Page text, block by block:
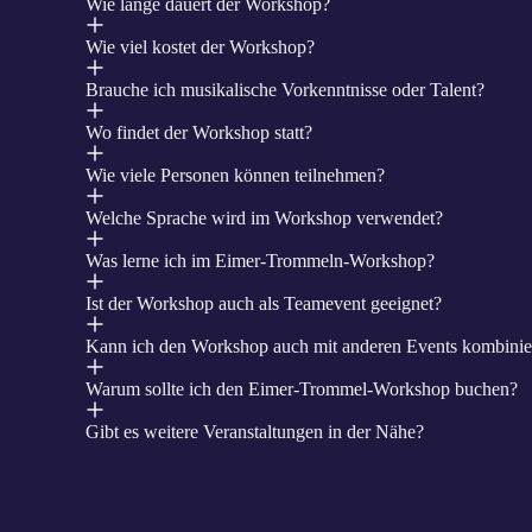
Wie lange dauert der Workshop?
Wie viel kostet der Workshop?
Brauche ich musikalische Vorkenntnisse oder Talent?
Wo findet der Workshop statt?
Wie viele Personen können teilnehmen?
Welche Sprache wird im Workshop verwendet?
Was lerne ich im Eimer‑Trommeln‑Workshop?
Ist der Workshop auch als Teamevent geeignet?
Kann ich den Workshop auch mit anderen Events
Warum sollte ich den Eimer‑Trommel‑Workshop buchen?
Gibt es weitere Veranstaltungen in der Nähe?